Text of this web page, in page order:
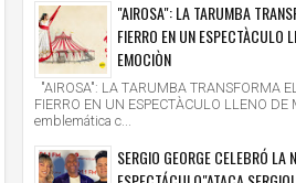
"AIROSA": LA TARUMBA
FIERRO EN UN ESPECTÀCULO
EMOCIÒN
"AIROSA": LA TARUMBA TRANSFORMA
FIERRO EN UN ESPECTÀCULO LLENO
emblemática c...
SERGIO GEORGE CELEBRÓ LA